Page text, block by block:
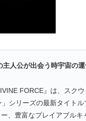
人公が出会う時宇宙の
FORCE』は、スク
シリーズの最新タイト
、豊富なプレイアブル